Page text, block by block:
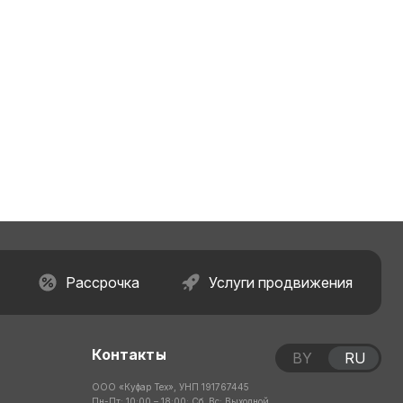
Рассрочка Услуги продвижения
Контакты
ООО «Куфар Тех», УНП 191767445
BY RU